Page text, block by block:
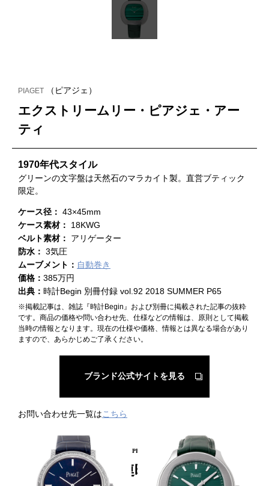
PIAGET （ピアジェ）
エクストリームリー・ピアジェ・アー
ティ
1970年代スタイル
グリーンの文字盤は天然石のマラカイト製。直営ブティック
限定。
ケース径： 43×45mm
ケース素材： 18KWG
ベルト素材： アリゲーター
防水： 3気圧
ムーブメント： 自動巻き
価格： 385万円
出典： 時計Begin 別冊付録 vol.92 2018 SUMMER P65
※掲載記事は、雑誌『時計Begin』および別冊に掲載された記事の抜粋
です。商品の価格や問い合わせ先、仕様などの情報は、原則として掲載
当時の情報となります。現在の仕様や価格、情報とは異なる場合があり
ますので、あらかじめご了承ください。
ブランド公式サイトを見る
お問い合わせ先一覧はこちら
PICKUP PRODUCT
関連時計